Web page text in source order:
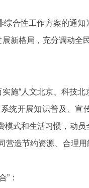
合性工作方案的通知
新格局，充分调动
“人文北京、科技北
统开展知识普及、
式和生活习惯，动
营造节约资源、合理
：